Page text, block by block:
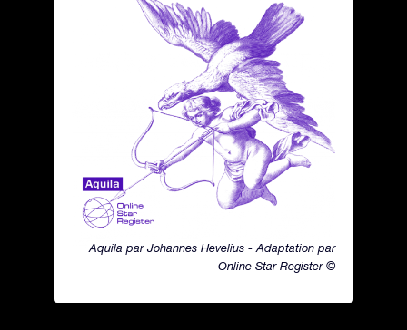
Aquila par Johannes Hevelius - Adaptation par
Online Star Register ©